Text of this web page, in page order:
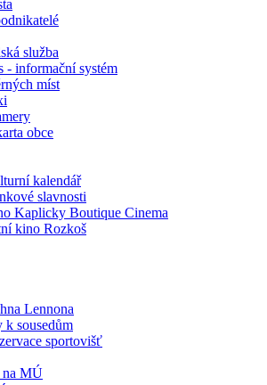
služba
- informační systém
míst
obce
kalendář
slavnosti
Kaplicky Boutique Cinema
kino Rozkoš
Lennona
k sousedům
sportovišť
MÚ